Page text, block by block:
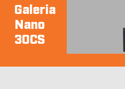
Galeria
Nano
30CS